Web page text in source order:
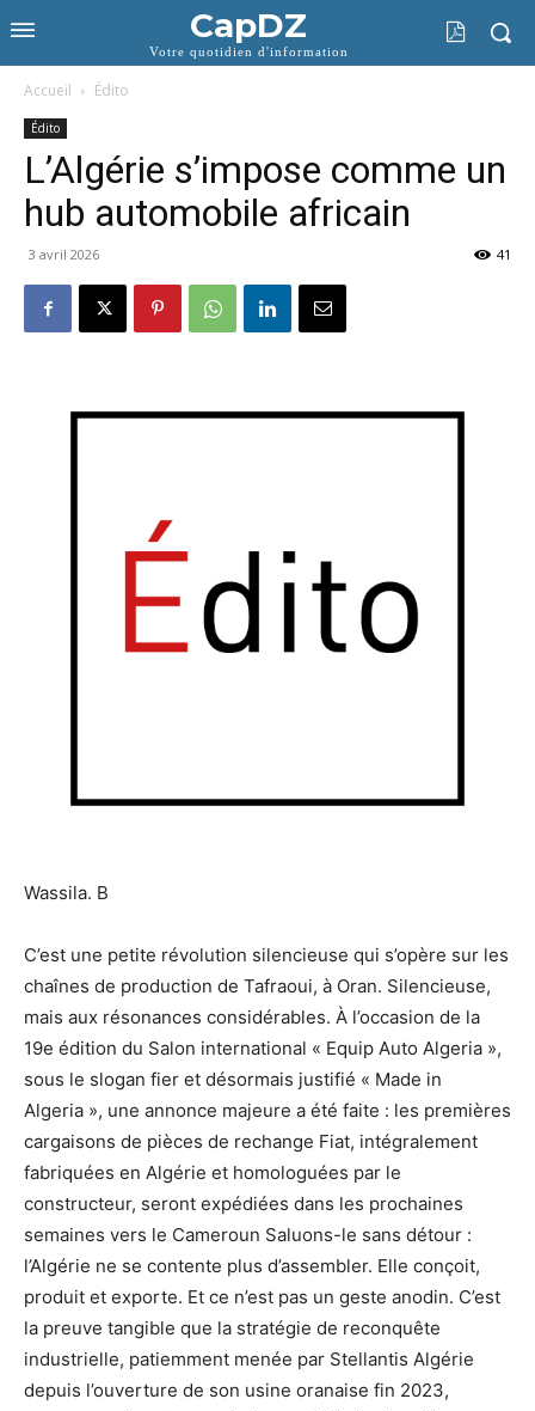
CapDZ
Votre quotidien d'information
Accueil Édito
Édito
L’Algérie s’impose comme un
hub automobile africain
3 avril 2026 41
Wassila. B
C’est une petite révolution silencieuse qui s’opère sur les
chaînes de production de Tafraoui, à Oran. Silencieuse,
mais aux résonances considérables. À l’occasion de la
19e édition du Salon international « Equip Auto Algeria »,
sous le slogan fier et désormais justifié « Made in
Algeria », une annonce majeure a été faite : les premières
cargaisons de pièces de rechange Fiat, intégralement
fabriquées en Algérie et homologuées par le
constructeur, seront expédiées dans les prochaines
semaines vers le Cameroun Saluons-le sans détour :
l’Algérie ne se contente plus d’assembler. Elle conçoit,
produit et exporte. Et ce n’est pas un geste anodin. C’est
la preuve tangible que la stratégie de reconquête
industrielle, patiemment menée par Stellantis Algérie
depuis l’ouverture de son usine oranaise fin 2023,